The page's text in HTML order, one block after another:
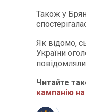
Також у
Як відомо,
України
Читайте
кампанію